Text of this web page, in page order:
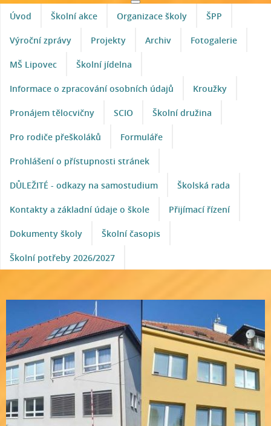
Úvod Školní akce Organizace školy ŠPP
Výroční zprávy Projekty Archiv Fotogalerie
MŠ Lipovec Školní jídelna
Informace o zpracování osobních údajů Kroužky
Pronájem tělocvičny SCIO Školní družina
Pro rodiče přeškoláků Formuláře
Prohlášení o přístupnosti stránek
DŮLEŽITÉ - odkazy na samostudium Školská rada
Kontakty a základní údaje o škole Přijímací řízení
Dokumenty školy Školní časopis
Školní potřeby 2026/2027